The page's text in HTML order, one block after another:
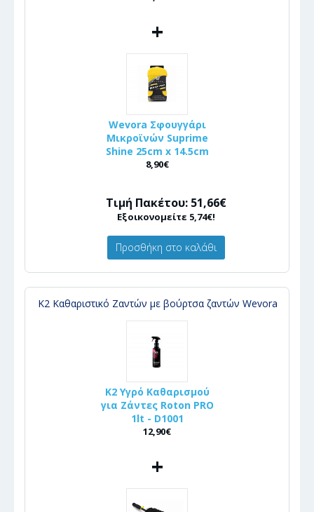
+
Wevora Σφουγγάρι
Μικροϊνών Suprime
Shine 25cm x 14.5cm
8,90€
Τιμή Πακέτου: 51,66€
Εξοικονομείτε 5,74€!
Προσθήκη στο καλάθι
K2 Καθαριστικό Ζαντών με βούρτσα ζαντών Wevora
K2 Υγρό Καθαρισμού
για Ζάντες Roton PRO
1lt - D1001
12,90€
+